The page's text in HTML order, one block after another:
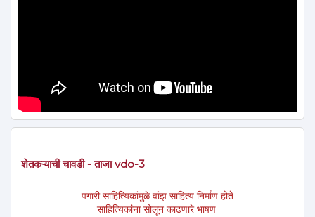
शेतकऱ्याची चावडी - ताजा vdo-3
पगारी साहित्यिकांमुळे वांझ साहित्य निर्माण होते
साहित्यिकांना सोलून काढणारे भाषण